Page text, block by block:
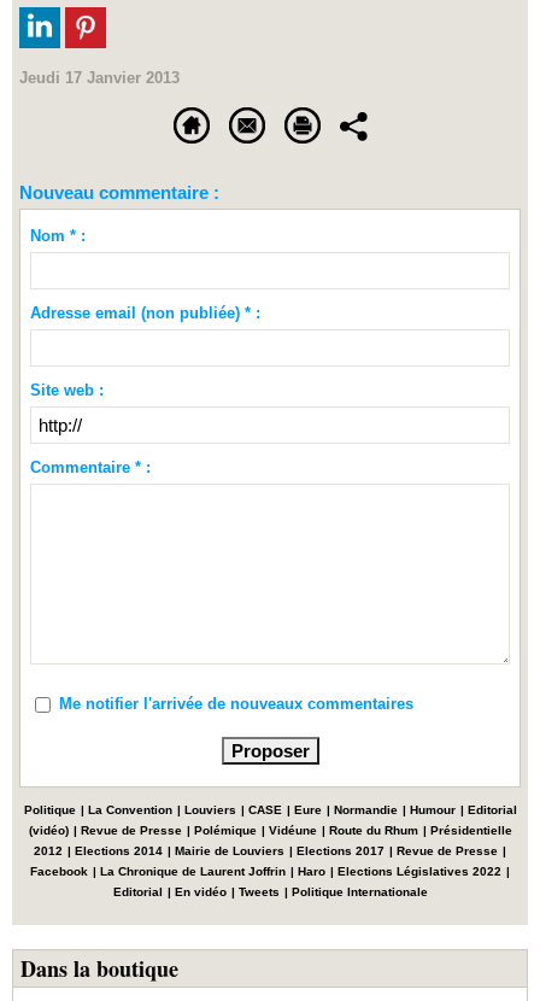
Jeudi 17 Janvier 2013
Nouveau commentaire :
Nom * :
Adresse email (non publiée) * :
Site web :
Commentaire * :
Me notifier l'arrivée de nouveaux commentaires
Politique | La Convention | Louviers | CASE | Eure | Normandie | Humour | Editorial
(vidéo) | Revue de Presse | Polémique | Vidéune | Route du Rhum | Présidentielle
2012 | Elections 2014 | Mairie de Louviers | Elections 2017 | Revue de Presse |
Facebook | La Chronique de Laurent Joffrin | Haro | Elections Législatives 2022 |
Editorial | En vidéo | Tweets | Politique Internationale
Dans la boutique